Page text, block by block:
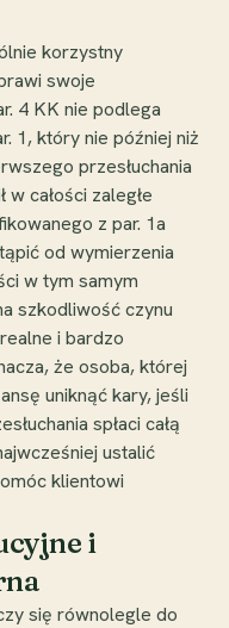
korzystny
swoje
4 KK nie podlega
1, który nie później niż
przesłuchania
całości zaległe
z par. 1a
od wymierzenia
w tym samym
szkodliwość czynu
i bardzo
że osoba, której
uniknąć kary, jeśli
spłaci całą
ustalić
klientowi
i
się równolegle do